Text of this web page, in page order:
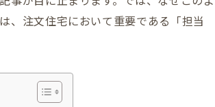
、注文住宅において重要である「担当